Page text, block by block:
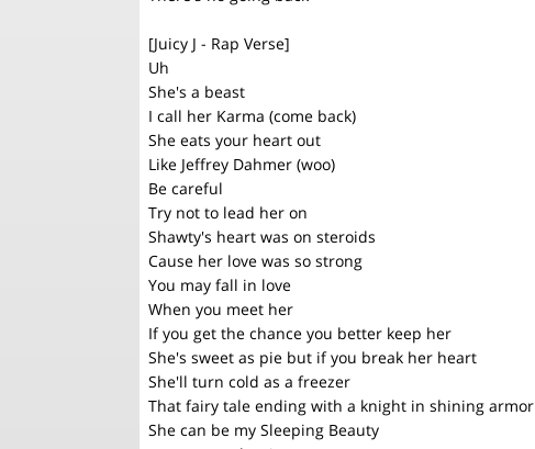
[Juicy J - Rap Verse]
Uh
She's a beast
I call her Karma (come back)
She eats your heart out
Like Jeffrey Dahmer (woo)
Be careful
Try not to lead her on
Shawty's heart was on steroids
Cause her love was so strong
You may fall in love
When you meet her
If you get the chance you better keep her
She's sweet as pie but if you break her heart
She'll turn cold as a freezer
That fairy tale ending with a knight in shining armor
She can be my Sleeping Beauty